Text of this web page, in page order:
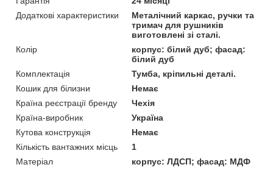
Додаткові характеристики
Металічний каркас, ручки та
тримач для рушників
виготовлені зі сталі.
Колір
корпус: білий дуб; фасад:
білий дуб
Комплектація
Тумба, кріпильні деталі.
Кошик для білизни
Немає
Країна реєстрації бренду
Чехія
Країна-виробник
Україна
Кутова конструкція
Немає
Кількість вантажних місць
1
Матеріал
корпус: ЛДСП; фасад: МДФ